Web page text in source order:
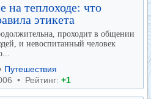
на теплоходе: что
этикета
проходит в общении
и невоспитанный человек
› Путешествия
• Рейтинг: +1